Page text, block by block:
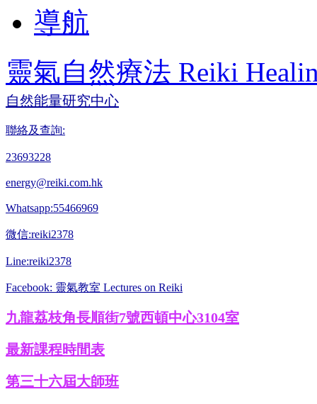
導航
靈氣自然療法 Reiki
自然能量研究中心
聯絡及查詢:
23693228
energy@reiki.com.hk
Whatsapp:55466969
微信:reiki2378
Line:reiki2378
Facebook: 靈氣教室 Lectures on Reiki
九龍荔枝角長順街7號西頓中心3104室
最新課程時間表
第三十六屆大師班